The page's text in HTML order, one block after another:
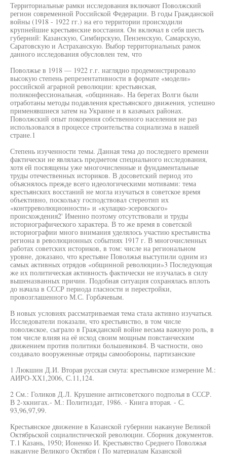
Территориальные рамки исследования включают Поволжский
регион современной Российской Федерации. В годы Гражданской
войны (1918 - 1922 гг.) на его территории происходили
крупнейшие крестьянские восстания. Он включал в себя шесть
губерний: Казанскую, Симбирскую, Пензенскую, Самарскую,
Саратовскую и Астраханскую. Выбор территориальных рамок
данного исследования обусловлен тем, что
Поволжье в 1918 — 1922 г.г. наглядно продемонстрировало
высокую степень репрезентативности в формате «модели»
российской аграрной революции: крестьянская,
поликонфессиональная, «общинная». На берегах Волги были
отработаны методы подавления крестьянского движения, успешно
применявшиеся затем на Украине и в казачьих районах.
Поволжский опыт покорения собственного населения не раз
использовался в процессе строительства социализма в нашей
стране.1
Степень изученности темы. Данная тема до последнего времени
фактически не являлась предметом специального исследования,
хотя ей посвящены уже многочисленные и фундаментальные
труды отечественных историков. В досоветский период это
объяснялось прежде всего идеологическими мотивами: тема
крестьянских восстаний не могла изучаться в советское время
объективно, поскольку господствовал стереотип их
«контрреволюционности» и «кулацко-эсеровского»
происхождения2' Именно поэтому отсутствовали и труды
историографического характера. В то же время в советской
историографии много внимания уделялось участию крестьянства
региона в революционных событиях 1917 г. В многочисленных
работах советских историков, в том: числе на региональном
уровне, доказано, что крестьяне Поволжья выступили одним из
самых активных отрядов «общинной революции»3 Последующая
же их политическая активность фактически не изучалась в силу
вышеназванных причин. Подобная ситуация сохранялась вплоть
до начала в СССР периода гласности и перестройки,
провозглашенного М.С. Горбачевым.
В новых условиях рассматриваемая тема стала активно изучаться.
Исследователи показали, что крестьянство, в том числе
поволжское, сыграло в Гражданской войне весьма важную роль, в
том числе влияя на её исход своим мощным повстанческим
движением против политики большевиков4. В частности, оно
создавало вооруженные отряды самообороны, партизанские
1 Люкшин Д.И. Вторая русская смута: крестьянское измерение М.:
АИРО-ХХ1,2006, С.11,124.
2 См.: Голиков Д.Л. Крушение антисоветского подполья в СССР.
В 2-хкнигах.- М.: Политиздат, 1986. - Книга вторая. - С.
93,96,97,99.
Крестьянское движение в Казанской губернии накануне Великой
Октябрьской социалистической революции. Сборник документов.
Т.1 Казань, 1950; Ионенко И. Крестьянство Среднего Поволжья
накануне Великого Октября ( По материалам Казанской